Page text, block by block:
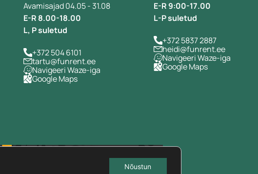
Avamisajad 04.05 - 31.08
E-R 8.00-18.00
L, P suletud
+372 504 6101
tartu@funrent.ee
Navigeeri Waze-iga
Google Maps
E-R 9:00-17.00
L-P suletud
+372 5837 2887
heidi@funrent.ee
Navigeeri Waze-iga
Google Maps
Nõustun